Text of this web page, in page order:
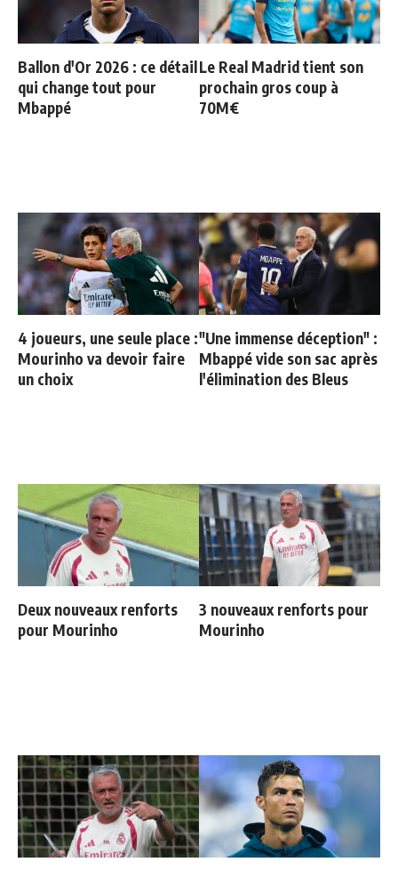
Ballon d'Or 2026 : ce détail
qui change tout pour
Mbappé
Le Real Madrid tient son
prochain gros coup à
70M€
4 joueurs, une seule place :
Mourinho va devoir faire
un choix
"Une immense déception" :
Mbappé vide son sac après
l'élimination des Bleus
Deux nouveaux renforts
pour Mourinho
3 nouveaux renforts pour
Mourinho